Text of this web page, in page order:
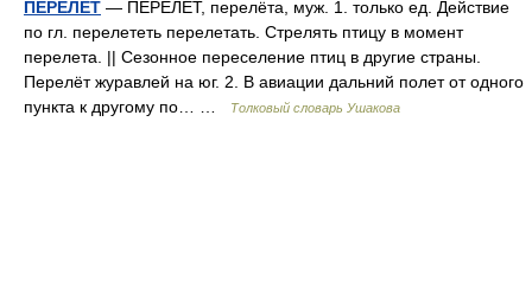
ПЕРЕЛЁТ — ПЕРЕЛЁТ, перелёта, муж. 1. только ед. Действие
по гл. перелететь перелетать. Стрелять птицу в момент
перелета. || Сезонное переселение птиц в другие страны.
Перелёт журавлей на юг. 2. В авиации дальний полет от одного
пункта к другому по… …
Толковый словарь Ушакова